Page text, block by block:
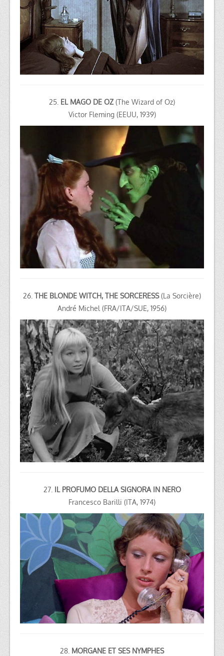
25. EL MAGO DE OZ (The Wizard of Oz)
Victor Fleming (EEUU, 1939)
26. THE BLONDE WITCH, THE SORCERESS(La Sorcière)
André Michel (FRA/ITA/SUE, 1956)
27. IL PROFUMO DELLA SIGNORA IN NERO
Francesco Barilli (ITA, 1974)
28. MORGANE ET SES NYMPHES